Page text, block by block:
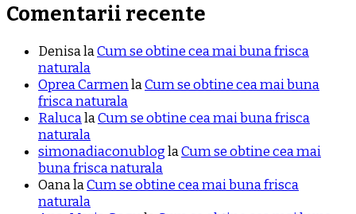
Comentarii recente
DenisalaCum se obtine cea mai buna frisca
naturala
Oprea CarmenlaCum se obtine cea mai buna
frisca naturala
RalucalaCum se obtine cea mai buna frisca
naturala
simonadiaconubloglaCum se obtine cea mai
buna frisca naturala
OanalaCum se obtine cea mai buna frisca
naturala